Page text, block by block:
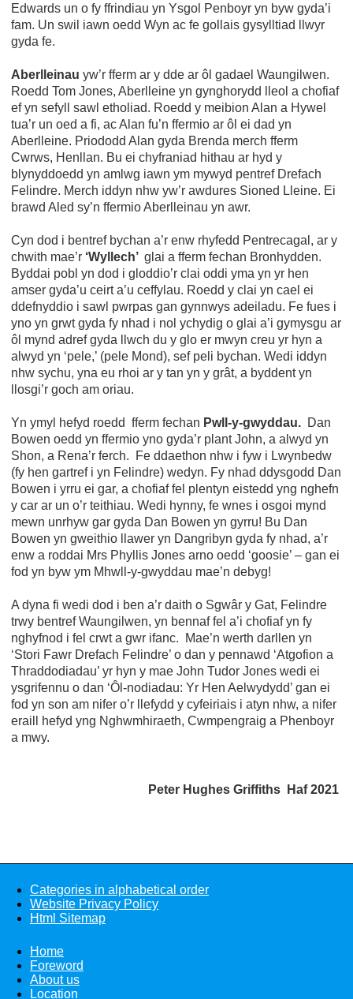
Edwards un o fy ffrindiau yn Ysgol Penboyr yn byw gyda’i
fam. Un swil iawn oedd Wyn ac fe gollais gysylltiad llwyr
gyda fe.
Aberlleinau yw’r fferm ar y dde ar ôl gadael Waungilwen.
Roedd Tom Jones, Aberlleine yn gynghorydd lleol a chofiaf
ef yn sefyll sawl etholiad. Roedd y meibion Alan a Hywel
tua’r un oed a fi, ac Alan fu’n ffermio ar ôl ei dad yn
Aberlleine. Priododd Alan gyda Brenda merch fferm
Cwrws, Henllan. Bu ei chyfraniad hithau ar hyd y
blynyddoedd yn amlwg iawn ym mywyd pentref Drefach
Felindre. Merch iddyn nhw yw’r awdures Sioned Lleine. Ei
brawd Aled sy’n ffermio Aberlleinau yn awr.
Cyn dod i bentref bychan a’r enw rhyfedd Pentrecagal, ar y
chwith mae’r ‘Wyllech’ glai a fferm fechan Bronhydden.
Byddai pobl yn dod i gloddio’r clai oddi yma yn yr hen
amser gyda’u ceirt a’u ceffylau. Roedd y clai yn cael ei
ddefnyddio i sawl pwrpas gan gynnwys adeiladu. Fe fues i
yno yn grwt gyda fy nhad i nol ychydig o glai a’i gymysgu ar
ôl mynd adref gyda llwch du y glo er mwyn creu yr hyn a
alwyd yn ‘pele,’ (pele Mond), sef peli bychan. Wedi iddyn
nhw sychu, yna eu rhoi ar y tan yn y grât, a byddent yn
llosgi’r goch am oriau.
Yn ymyl hefyd roedd fferm fechan Pwll-y-gwyddau. Dan
Bowen oedd yn ffermio yno gyda’r plant John, a alwyd yn
Shon, a Rena’r ferch. Fe ddaethon nhw i fyw i Lwynbedw
(fy hen gartref i yn Felindre) wedyn. Fy nhad ddysgodd Dan
Bowen i yrru ei gar, a chofiaf fel plentyn eistedd yng nghefn
y car ar un o’r teithiau. Wedi hynny, fe wnes i osgoi mynd
mewn unrhyw gar gyda Dan Bowen yn gyrru! Bu Dan
Bowen yn gweithio llawer yn Dangribyn gyda fy nhad, a’r
enw a roddai Mrs Phyllis Jones arno oedd ‘goosie’ – gan ei
fod yn byw ym Mhwll-y-gwyddau mae’n debyg!
A dyna fi wedi dod i ben a’r daith o Sgwâr y Gat, Felindre
trwy bentref Waungilwen, yn bennaf fel a’i chofiaf yn fy
nghyfnod i fel crwt a gwr ifanc. Mae’n werth darllen yn
‘Stori Fawr Drefach Felindre’ o dan y pennawd ‘Atgofion a
Thraddodiadau’ yr hyn y mae John Tudor Jones wedi ei
ysgrifennu o dan ‘Ôl-nodiadau: Yr Hen Aelwydydd’ gan ei
fod yn son am nifer o’r llefydd y cyfeiriais i atyn nhw, a nifer
eraill hefyd yng Nghwmhiraeth, Cwmpengraig a Phenboyr
a mwy.
Peter Hughes Griffiths Haf 2021
Categories in alphabetical order
Website Privacy Policy
Html Sitemap
Home
Foreword
About us
Location